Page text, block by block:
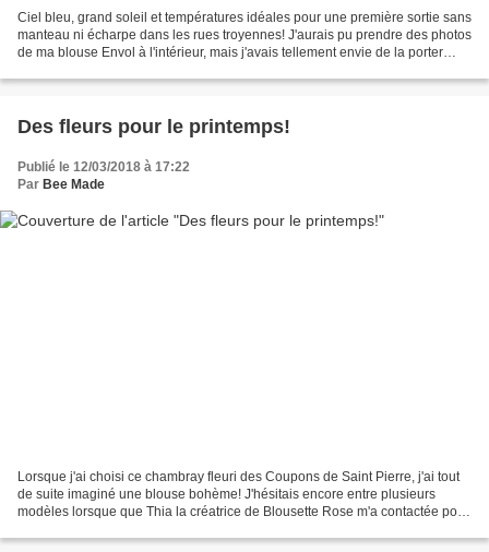
Ciel bleu, grand soleil et températures idéales pour une première sortie sans
manteau ni écharpe dans les rues troyennes! J'aurais pu prendre des photos
de ma blouse Envol à l'intérieur, mais j'avais tellement envie de la porter
Des fleurs pour le printemps!
Publié le 12/03/2018 à 17:22
Par Bee Made
Lorsque j'ai choisi ce chambray fleuri des Coupons de Saint Pierre, j'ai tout
de suite imaginé une blouse bohème! J'hésitais encore entre plusieurs
modèles lorsque que Thia la créatrice de Blousette Rose m'a contactée pour